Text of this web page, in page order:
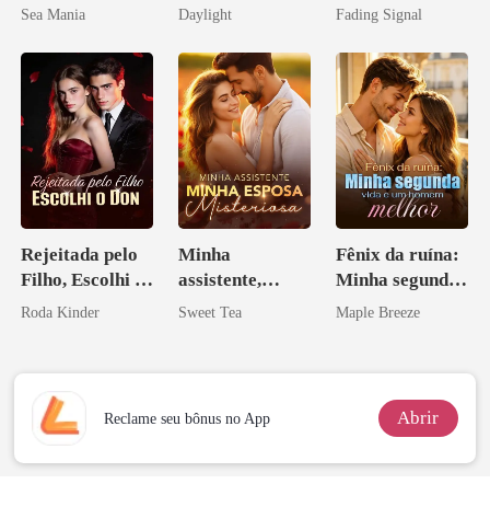
Sea Mania
brilha
Daylight
noiva do arqui-
Fading Signal
Rejeitada pelo
Filho, Escolhi o
Don
Roda Kinder
Minha
assistente,
minha esposa
Sweet Tea
Fênix da ruína:
Minha segunda
vida e um
Maple Breeze
Reclame seu bônus no App Abrir